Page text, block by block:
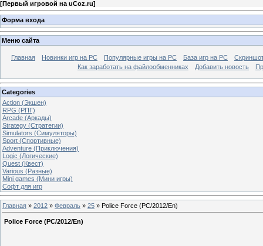
[Первый игровой на uCoz.ru]
Форма входа
Меню сайта
Главная Новинки игр на PC Популярные игры на PC База игр на РС
Как заработать на файлообменниках
Добавить новость
Categories
Action (Экшен)
RPG (РПГ)
Arcade (Аркады)
Strategy (Стратегии)
Simulators (Симуляторы)
Sport (Спортивные)
Adventure (Приключения)
Logic (Логические)
Quest (Квест)
Various (Разные)
Mini games (Мини игры)
Софт для игр
Главная » 2012 » Февраль » 25 » Police Force (PC/2012/En)
Police Force (PC/2012/En)